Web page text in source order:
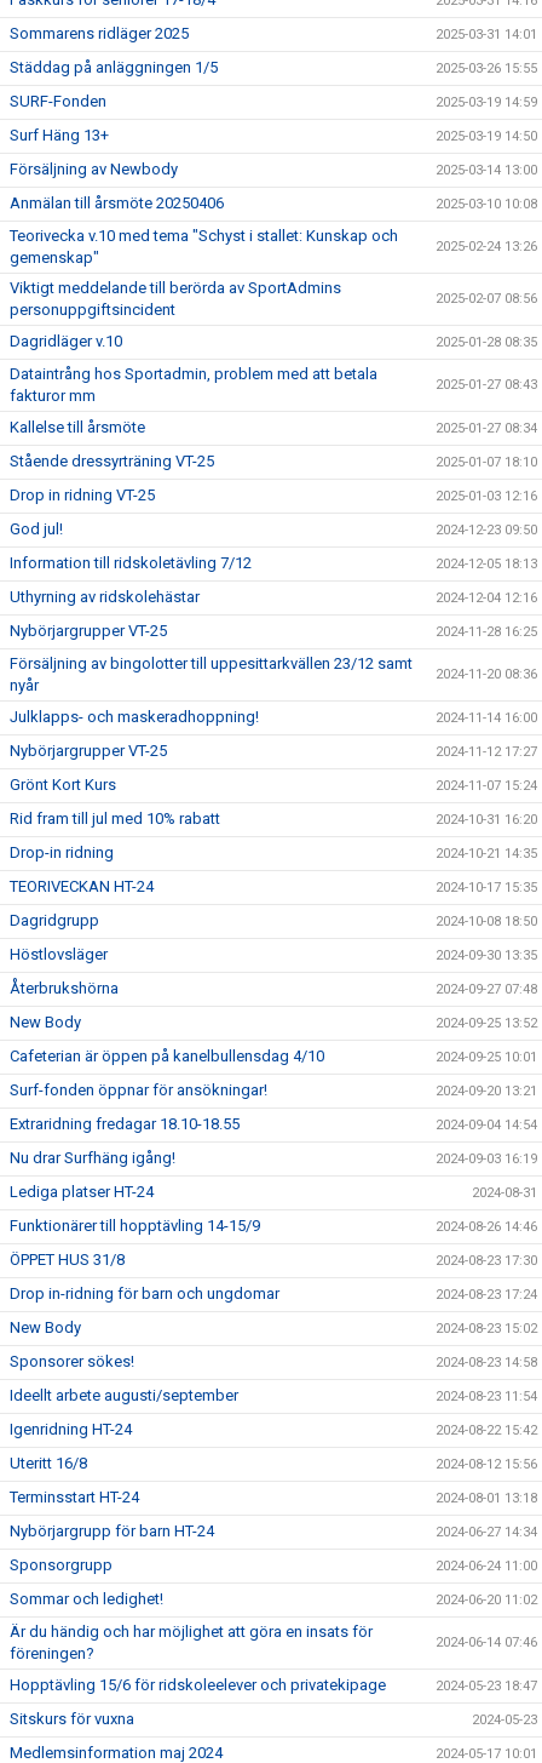
Sommarens ridläger 2025 2025-03-31 14:01
Städdag på anläggningen 1/5 2025-03-26 15:55
SURF-Fonden 2025-03-19 14:59
Surf Häng 13+ 2025-03-19 14:50
Försäljning av Newbody 2025-03-14 13:00
Anmälan till årsmöte 20250406 2025-03-10 10:08
Teorivecka v.10 med tema "Schyst i stallet: Kunskap och
gemenskap"
2025-02-24 13:26
Viktigt meddelande till berörda av SportAdmins
personuppgiftsincident
2025-02-07 08:56
Dagridläger v.10 2025-01-28 08:35
Dataintrång hos Sportadmin, problem med att betala
fakturor mm
2025-01-27 08:43
Kallelse till årsmöte 2025-01-27 08:34
Stående dressyrträning VT-25 2025-01-07 18:10
Drop in ridning VT-25 2025-01-03 12:16
God jul! 2024-12-23 09:50
Information till ridskoletävling 7/12 2024-12-05 18:13
Uthyrning av ridskolehästar 2024-12-04 12:16
Nybörjargrupper VT-25 2024-11-28 16:25
Försäljning av bingolotter till uppesittarkvällen 23/12 samt
nyår
2024-11-20 08:36
Julklapps- och maskeradhoppning! 2024-11-14 16:00
Nybörjargrupper VT-25 2024-11-12 17:27
Grönt Kort Kurs 2024-11-07 15:24
Rid fram till jul med 10% rabatt 2024-10-31 16:20
Drop-in ridning 2024-10-21 14:35
TEORIVECKAN HT-24 2024-10-17 15:35
Dagridgrupp 2024-10-08 18:50
Höstlovsläger 2024-09-30 13:35
Återbrukshörna 2024-09-27 07:48
New Body 2024-09-25 13:52
Cafeterian är öppen på kanelbullensdag 4/10 2024-09-25 10:01
Surf-fonden öppnar för ansökningar! 2024-09-20 13:21
Extraridning fredagar 18.10-18.55 2024-09-04 14:54
Nu drar Surfhäng igång! 2024-09-03 16:19
Lediga platser HT-24 2024-08-31
Funktionärer till hopptävling 14-15/9 2024-08-26 14:46
ÖPPET HUS 31/8 2024-08-23 17:30
Drop in-ridning för barn och ungdomar 2024-08-23 17:24
New Body 2024-08-23 15:02
Sponsorer sökes! 2024-08-23 14:58
Ideellt arbete augusti/september 2024-08-23 11:54
Igenridning HT-24 2024-08-22 15:42
Uteritt 16/8 2024-08-12 15:56
Terminsstart HT-24 2024-08-01 13:18
Nybörjargrupp för barn HT-24 2024-06-27 14:34
Sponsorgrupp 2024-06-24 11:00
Sommar och ledighet! 2024-06-20 11:02
Är du händig och har möjlighet att göra en insats för
föreningen?
2024-06-14 07:46
Hopptävling 15/6 för ridskoleelever och privatekipage 2024-05-23 18:47
Sitskurs för vuxna 2024-05-23
Medlemsinformation maj 2024 2024-05-17 10:01